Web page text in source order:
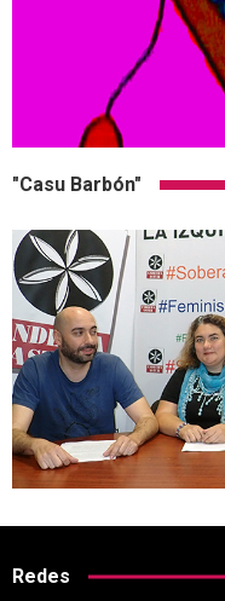
"Casu Barbón"
Redes